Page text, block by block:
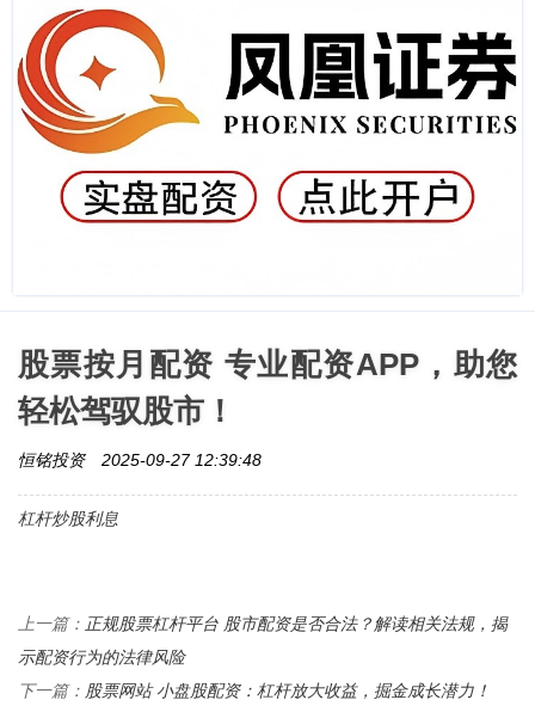
股票按月配资 专业配资APP，助您
轻松驾驭股市！
恒铭投资 2025-09-27 12:39:48
杠杆炒股利息
上一篇： 正规股票杠杆平台 股市配资是否合法？解读相关法规，揭
示配资行为的法律风险
下一篇： 股票网站 小盘股配资：杠杆放大收益，掘金成长潜力！